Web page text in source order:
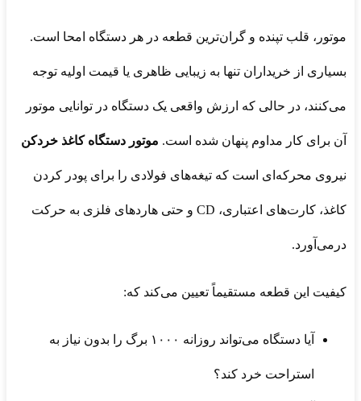
موتور، قلب تپنده و گران‌ترین قطعه در هر دستگاه امحا است.
بسیاری از خریداران تنها به زیبایی ظاهری یا قیمت اولیه توجه
می‌کنند، در حالی که ارزش واقعی یک دستگاه در توانایی موتور
آن برای کار مداوم پنهان شده است. موتور دستگاه کاغذ خردکن
نیروی محرکه‌ای است که تیغه‌های فولادی را برای پودر کردن
کاغذ، کارت‌های اعتباری، CD و حتی هاردهای فلزی به حرکت
درمی‌آورد.
کیفیت این قطعه مستقیماً تعیین می‌کند که:
آیا دستگاه می‌تواند روزانه ۱۰۰۰ برگ را بدون نیاز به
استراحت خرد کند؟